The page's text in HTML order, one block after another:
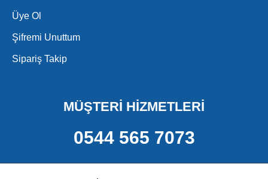
Üye Ol
Şifremi Unuttum
Sipariş Takip
MÜŞTERİ HİZMETLERİ
0544 565 7073